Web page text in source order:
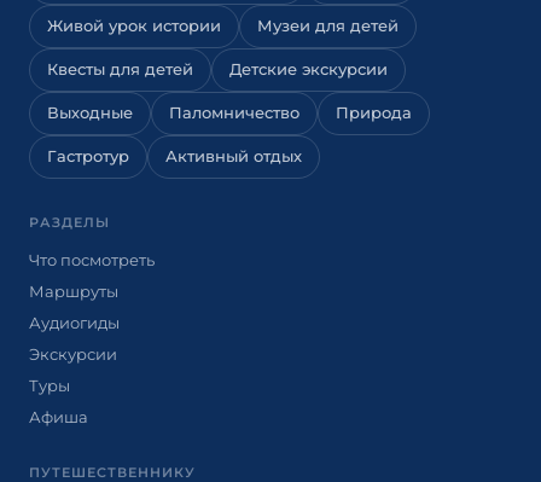
Живой урок истории Музеи для детей
Квесты для детей Детские экскурсии
Выходные Паломничество Природа
Гастротур Активный отдых
РАЗДЕЛЫ
Что посмотреть
Маршруты
Аудиогиды
Экскурсии
Туры
Афиша
ПУТЕШЕСТВЕННИКУ